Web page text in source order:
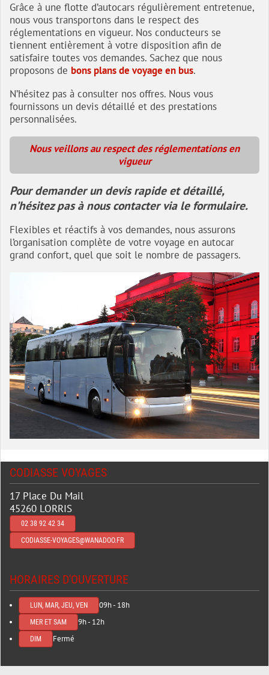
Grâce à une flotte d’autocars régulièrement entretenue,
nous vous transportons dans le respect des
réglementations en vigueur. Nos conducteurs se
tiennent entièrement à votre disposition afin de
satisfaire toutes vos demandes. Sachez que nous
proposons de bons plans de voyage en bus.
N’hésitez pas à consulter nos offres. Nous vous
fournissons un devis détaillé et des prestations
personnalisées.
Nous veillons au respect des réglementations en
vigueur
Pour demander un devis rapide et détaillé,
n’hésitez pas à nous contacter via le formulaire.
Flexibles et réactifs à vos demandes, nous assurons
l’organisation complète de votre voyage en autocar
grand confort, quel que soit le nombre de passagers.
CODIASSE VOYAGES
17 Place Du Mail
45260 LORRIS
02 38 92 42 34
CODIASSE-VOYAGES@WANADOO.FR
HORAIRES D'OUVERTURE
LUN, MAR, JEU, VEN 09h - 18h
MER ET SAM 9h - 12h
DIM Fermé